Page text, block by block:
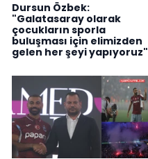
Dursun Özbek:
"Galatasaray olarak
çocukların sporla
buluşması için elimizden
gelen her şeyi yapıyoruz"